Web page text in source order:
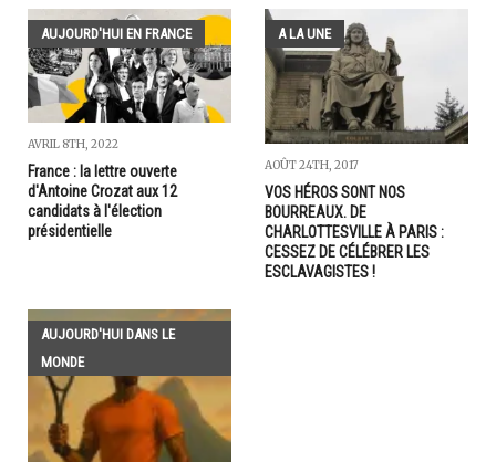
AUJOURD'HUI EN FRANCE
AVRIL 8TH, 2022
France : la lettre ouverte
d'Antoine Crozat aux 12
candidats à l'élection
présidentielle
A LA UNE
AOÛT 24TH, 2017
VOS HÉROS SONT NOS
BOURREAUX. DE
CHARLOTTESVILLE À PARIS :
CESSEZ DE CÉLÉBRER LES
ESCLAVAGISTES !
AUJOURD'HUI DANS LE
MONDE